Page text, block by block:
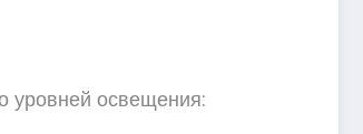
уровней освещения: